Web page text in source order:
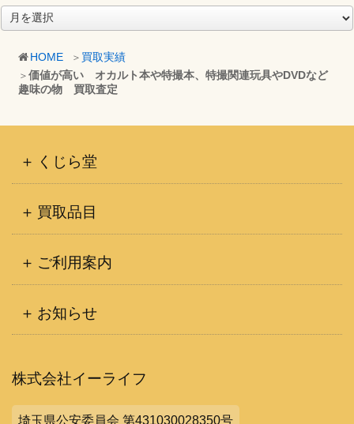
HOME
買取実績
価値が高い オカルト本や特撮本、特撮関連玩具やDVDなど
趣味の物 買取査定
ア
ー
くじら堂
買取品目
ご利用案内
お知らせ
株式会社イーライフ
埼玉県公安委員会 第431030028350号